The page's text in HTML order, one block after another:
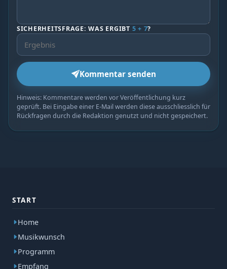
SICHERHEITSFRAGE: WAS ERGIBT 5 + 7?
Kommentar senden
Hinweis: Kommentare werden vor Veröffentlichung kurz
geprüft. Bei Eingabe einer E-Mail werden diese ausschliesslich für
Rückfragen durch die Redaktion genutzt und nicht gespeichert.
START
Home
Musikwunsch
Programm
Empfang